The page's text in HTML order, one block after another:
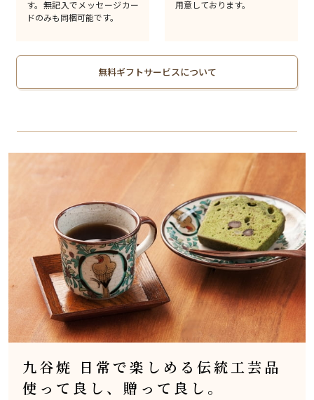
す。無記入でメッセージカー
ドのみも同梱可能です。
用意しております。
無料ギフトサービスについて
九谷焼 日常で楽しめる伝統工芸品
使って良し、贈って良し。